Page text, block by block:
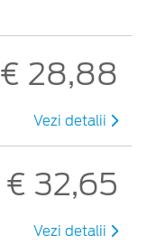
€ 28,88
Vezi detalii
€ 32,65
Vezi detalii